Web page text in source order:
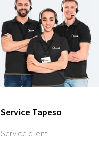
Service Tapeso
Service client